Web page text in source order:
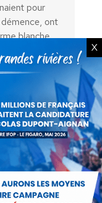
pour
ont
blanche.
un mort…
X